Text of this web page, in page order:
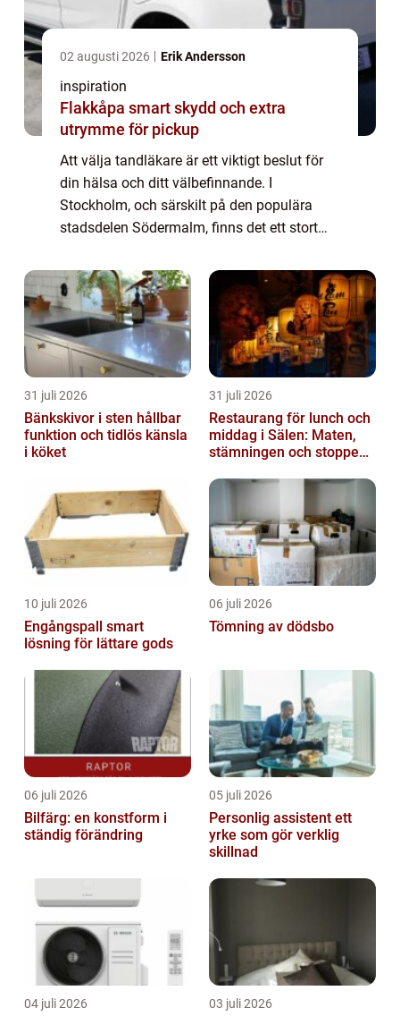
02 augusti 2026 Erik Andersson
inspiration
Flakkåpa smart skydd och extra
utrymme för pickup
Att välja tandläkare är ett viktigt beslut för
din hälsa och ditt välbefinnande. I
Stockholm, och särskilt på den populära
stadsdelen Södermalm, finns det ett stort
31 juli 2026
Bänkskivor i sten hållbar
funktion och tidlös känsla
i köket
31 juli 2026
Restaurang för lunch och
middag i Sälen: Maten,
stämningen och stoppen
10 juli 2026
Engångspall smart
lösning för lättare gods
06 juli 2026
Tömning av dödsbo
06 juli 2026
Bilfärg: en konstform i
ständig förändring
05 juli 2026
Personlig assistent ett
yrke som gör verklig
skillnad
04 juli 2026 03 juli 2026